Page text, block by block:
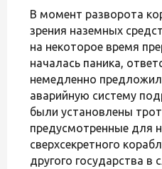
В момент разворота
зрения наземных
на некоторое время
началась паника,
немедленно
аварийную систему
были установлены
предусмотренные для
сверхсекретного
другого государства в